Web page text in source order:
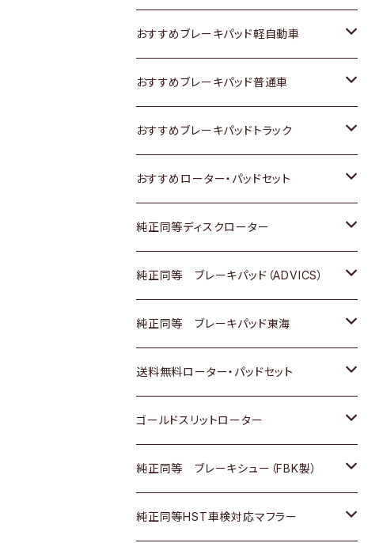
スズキ
日産
いすゞ
ダイハツ
マツダ
三菱
スバル
日野
三菱ふそう
ＢＭＷ
ホンダ
スズキ
日産
いすゞ
ダイハツ
マツダ
三菱
日野
三菱ふそう
トヨタ
スズキ
日産
いすゞ
ダイハツ
三菱
日野
三菱ふそう
その他
おすすめブレーキパッド軽自動車
トヨタ
ホンダ
スズキ
日産
ダイハツ
マツダ
三菱
スバル
おすすめブレーキパッド普通車
トヨタ
ホンダ
スズキ
日産
いすゞ
ダイハツ
マツダ
三菱
スバル
おすすめブレーキパッドトラック
トヨタ
日産
いすゞ
ダイハツ
マツダ
三菱
おすすめローター・パッドセット
トヨタ
ホンダ
スズキ
日産
ダイハツ
マツダ
三菱
純正同等ディスクローター
トヨタ
ホンダ
スズキ
日産
いすゞ
ダイハツ
純正同等 ブレーキパッド（ADVICS）
トヨタ
ホンダ
スズキ
日産
ダイハツ
純正同等 ブレーキパッド東海
トヨタ
ホンダ
日産
いすゞ
送料無料ローター・パッドセット
トヨタ
ホンダ
スズキ
ゴールドスリットローター
トヨタ
ホンダ
純正同等 ブレーキシュー（FBK製）
ホンダ
純正同等HST車検対応マフラー